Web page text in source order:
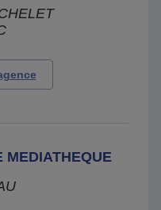
MEDIATHEQUE